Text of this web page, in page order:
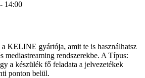
14:00
a KELINE gyártója, amit te is használhatsz
mediastreaming rendszerekbe. A Típus:
a készülék fő feladata a jelvezetékek
ponton belül.